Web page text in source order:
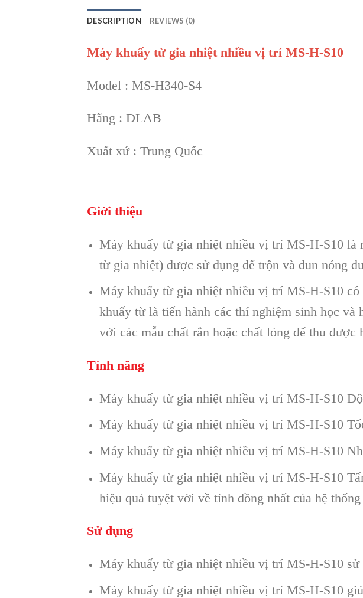
DESCRIPTION REVIEWS (0)
Máy khuấy từ gia nhiệt nhiều vị trí MS-H-S10
Model : MS-H340-S4
Hãng : DLAB
Xuất xứ : Trung Quốc
Giới thiệu
Máy khuấy từ gia nhiệt nhiều vị trí MS-H-S10 là
từ gia nhiệt) được sử dụng để trộn và đun nóng
Máy khuấy từ gia nhiệt nhiều vị trí MS-H-S10
khuấy từ là tiến hành các thí nghiệm sinh học và
với các mẫu chất rắn hoặc chất lỏng để thu được
Tính năng
Máy khuấy từ gia nhiệt nhiều vị trí MS-H-S10
Máy khuấy từ gia nhiệt nhiều vị trí MS-H-S10
Máy khuấy từ gia nhiệt nhiều vị trí MS-H-S10
Máy khuấy từ gia nhiệt nhiều vị trí MS-H-S10
hiệu quả tuyệt vời về tính đồng nhất của hệ
Sử dụng
Máy khuấy từ gia nhiệt nhiều vị trí MS-H-S10 sử
Máy khuấy từ gia nhiệt nhiều vị trí MS-H-S10